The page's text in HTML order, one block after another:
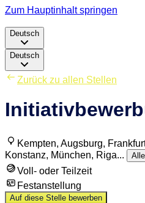
Zum Hauptinhalt springen
Deutsch
Deutsch
Zurück zu allen Stellen
Kempten, Augsburg,
Konstanz, München, Riga...
Voll- oder Teilzeit
Festanstellung
Auf diese Stelle bewerben